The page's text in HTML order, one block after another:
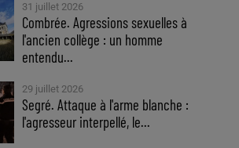
31 juillet 2026
Combrée. Agressions sexuelles à
l'ancien collège : un homme
entendu...
29 juillet 2026
Segré. Attaque à l'arme blanche :
l'agresseur interpellé, le...